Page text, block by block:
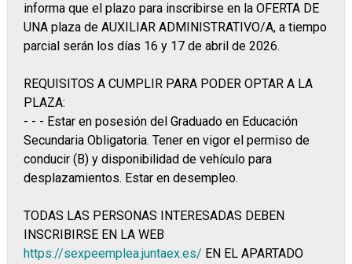
informa que el plazo para inscribirse en la OFERTA DE
UNA plaza de AUXILIAR ADMINISTRATIVO/A, a tiempo
parcial serán los días 16 y 17 de abril de 2026.
REQUISITOS A CUMPLIR PARA PODER OPTAR A LA
PLAZA:
- - - Estar en posesión del Graduado en Educación
Secundaria Obligatoria. Tener en vigor el permiso de
conducir (B) y disponibilidad de vehículo para
desplazamientos. Estar en desempleo.
TODAS LAS PERSONAS INTERESADAS DEBEN
INSCRIBIRSE EN LA WEB
https://sexpeemplea.juntaex.es/ EN EL APARTADO